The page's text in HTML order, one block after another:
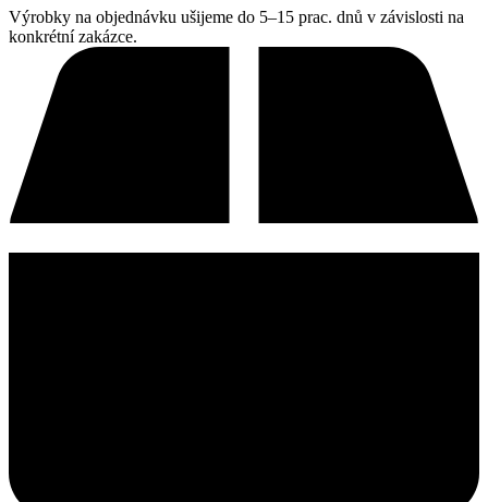
Výrobky na objednávku ušijeme do 5–15 prac. dnů v závislosti na
konkrétní zakázce.